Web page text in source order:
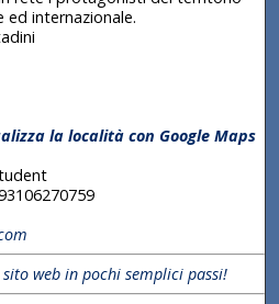
ed internazionale.
la località con Google Maps
web in pochi semplici passi!